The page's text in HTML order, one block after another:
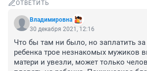
ОТВЕТИТЬ
Владимировна
30 декабря 2021, 12:16
Что бы там ни было, но заплатить за
ребенка трое незнакомых мужиков
матери и увезли, может только